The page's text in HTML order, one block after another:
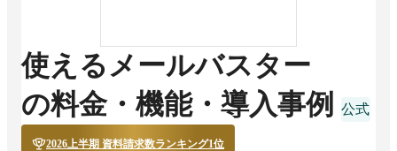
使えるメールバスター
の料金・機能・導入事例
2026上半期 資料請求数ランキング1位